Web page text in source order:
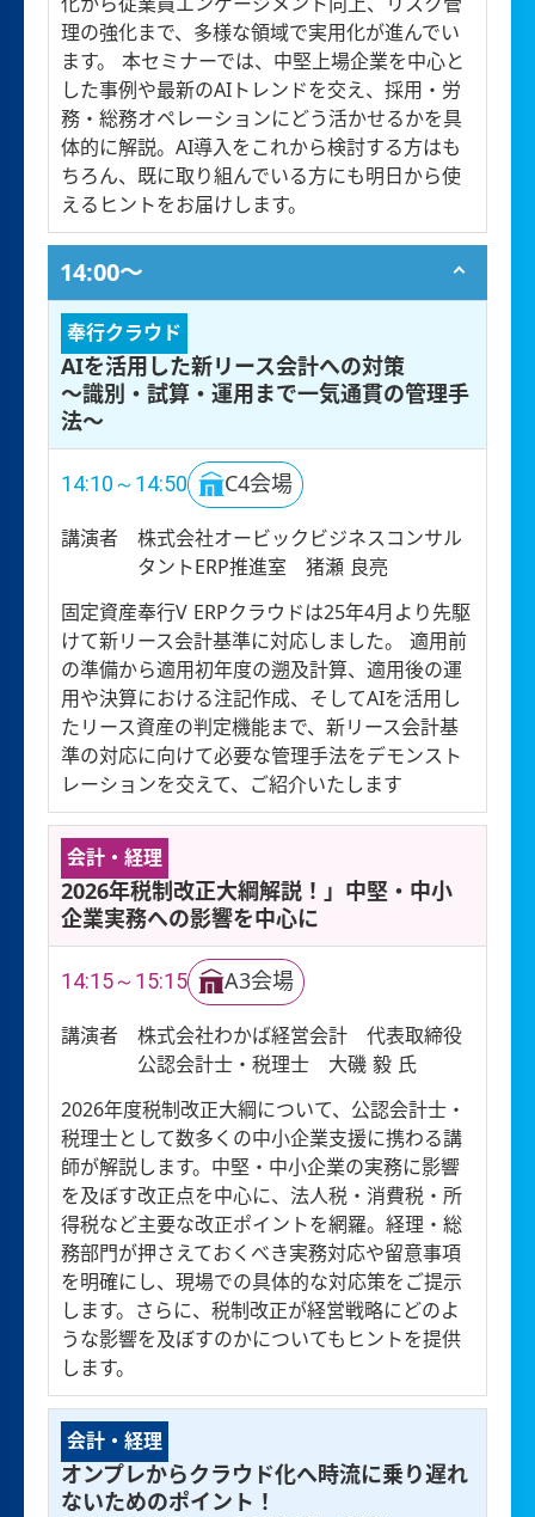
化から従業員エンゲージメント向上、リスク管
理の強化まで、多様な領域で実用化が進んでい
ます。 本セミナーでは、中堅上場企業を中心と
した事例や最新のAIトレンドを交え、採用・労
務・総務オペレーションにどう活かせるかを具
体的に解説。AI導入をこれから検討する方はも
ちろん、既に取り組んでいる方にも明日から使
えるヒントをお届けします。
14:00〜
奉行クラウド
AIを活用した新リース会計への対策
～識別・試算・運用まで一気通貫の管理手
法～
14:10～14:50 C4会場
講演者
株式会社オービックビジネスコンサル
タントERP推進室 猪瀬 良亮
固定資産奉行V ERPクラウドは25年4月より先駆
けて新リース会計基準に対応しました。 適用前
の準備から適用初年度の遡及計算、適用後の運
用や決算における注記作成、そしてAIを活用し
たリース資産の判定機能まで、新リース会計基
準の対応に向けて必要な管理手法をデモンスト
レーションを交えて、ご紹介いたします
会計・経理
2026年税制改正大綱解説！」中堅・中小
企業実務への影響を中心に
14:15～15:15 A3会場
講演者
株式会社わかば経営会計 代表取締役
公認会計士・税理士 大磯 毅 氏
2026年度税制改正大綱について、公認会計士・
税理士として数多くの中小企業支援に携わる講
師が解説します。中堅・中小企業の実務に影響
を及ぼす改正点を中心に、法人税・消費税・所
得税など主要な改正ポイントを網羅。経理・総
務部門が押さえておくべき実務対応や留意事項
を明確にし、現場での具体的な対応策をご提示
します。さらに、税制改正が経営戦略にどのよ
うな影響を及ぼすのかについてもヒントを提供
します。
会計・経理
オンプレからクラウド化へ時流に乗り遅れ
ないためのポイント！